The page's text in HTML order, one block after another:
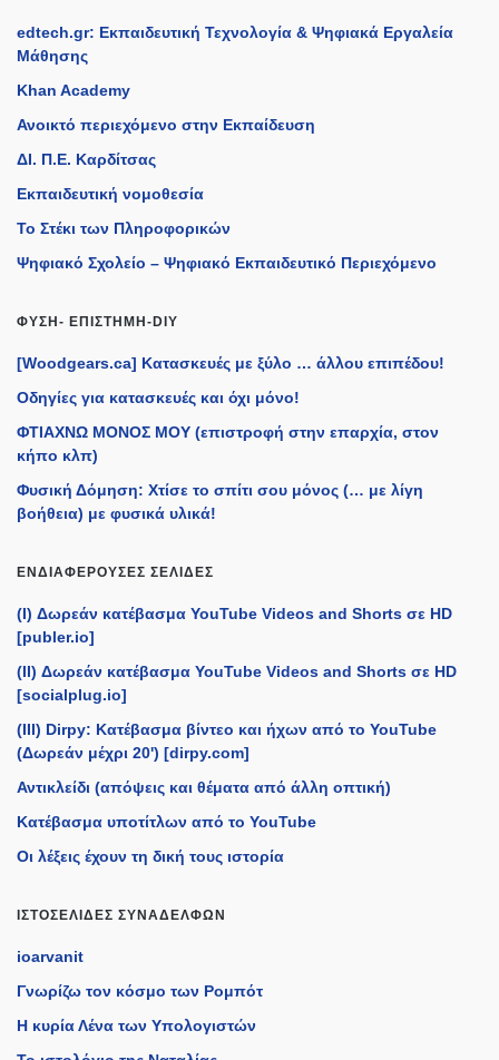
edtech.gr: Εκπαιδευτική Τεχνολογία & Ψηφιακά Εργαλεία
Μάθησης
Khan Academy
Ανοικτό περιεχόμενο στην Εκπαίδευση
ΔΙ. Π.Ε. Καρδίτσας
Εκπαιδευτική νομοθεσία
Το Στέκι των Πληροφορικών
Ψηφιακό Σχολείο – Ψηφιακό Εκπαιδευτικό Περιεχόμενο
ΦΎΣΗ- ΕΠΙΣΤΉΜΗ-DIY
[Woodgears.ca] Κατασκευές με ξύλο … άλλου επιπέδου!
Οδηγίες για κατασκευές και όχι μόνο!
ΦΤΙΑΧΝΩ ΜΟΝΟΣ ΜΟΥ (επιστροφή στην επαρχία, στον
κήπο κλπ)
Φυσική Δόμηση: Χτίσε το σπίτι σου μόνος (… με λίγη
βοήθεια) με φυσικά υλικά!
ΕΝΔΙΑΦΈΡΟΥΣΕΣ ΣΕΛΊΔΕΣ
(I) Δωρεάν κατέβασμα YouTube Videos and Shorts σε HD
[publer.io]
(II) Δωρεάν κατέβασμα YouTube Videos and Shorts σε HD
[socialplug.io]
(III) Dirpy: Κατέβασμα βίντεο και ήχων από το YouTube
(Δωρεάν μέχρι 20') [dirpy.com]
Αντικλείδι (απόψεις και θέματα από άλλη οπτική)
Κατέβασμα υποτίτλων από το YouTube
Οι λέξεις έχουν τη δική τους ιστορία
ΙΣΤΟΣΕΛΊΔΕΣ ΣΥΝΑΔΈΛΦΩΝ
ioarvanit
Γνωρίζω τον κόσμο των Ρομπότ
Η κυρία Λένα των Υπολογιστών